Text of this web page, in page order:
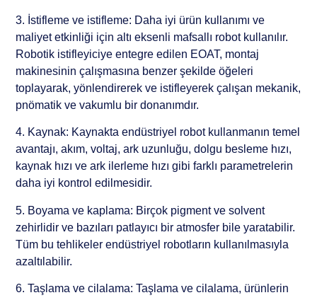
3. İstifleme ve istifleme: Daha iyi ürün kullanımı ve
maliyet etkinliği için altı eksenli mafsallı robot kullanılır.
Robotik istifleyiciye entegre edilen EOAT, montaj
makinesinin çalışmasına benzer şekilde öğeleri
toplayarak, yönlendirerek ve istifleyerek çalışan mekanik,
pnömatik ve vakumlu bir donanımdır.
4. Kaynak: Kaynakta endüstriyel robot kullanmanın temel
avantajı, akım, voltaj, ark uzunluğu, dolgu besleme hızı,
kaynak hızı ve ark ilerleme hızı gibi farklı parametrelerin
daha iyi kontrol edilmesidir.
5. Boyama ve kaplama: Birçok pigment ve solvent
zehirlidir ve bazıları patlayıcı bir atmosfer bile yaratabilir.
Tüm bu tehlikeler endüstriyel robotların kullanılmasıyla
azaltılabilir.
6. Taşlama ve cilalama: Taşlama ve cilalama, ürünlerin